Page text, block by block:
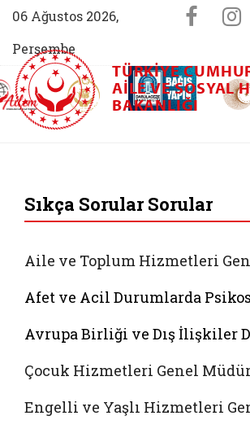
06 Ağustos 2026,
Perşembe
Aile (yeni sekmede açılır)
AİLEM İletişim Merkezi (yeni sekmede açılır)
Aile ve Nüfus On Yılı (yeniDarülaceze
TÜRKIYE
AILE VE SOSYAL
BAKANLIĞI
Sıkça Sorular Sorular
Aile ve Toplum Hizmetleri
Afet ve Acil Durumlarda
Avrupa Birliği ve Dış İlişkiler
Çocuk Hizmetleri Genel
Engelli ve Yaşlı Hizmetleri